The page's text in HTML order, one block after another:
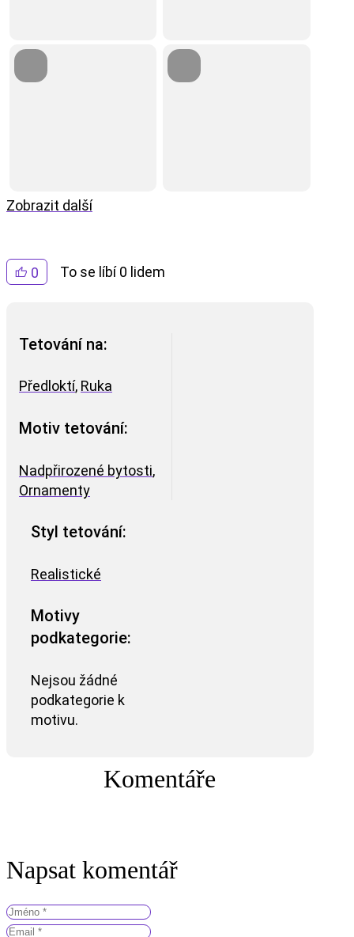
0 To se líbí 0 lidem
Tetování na:
Předloktí, Ruka
Motiv tetování:
Nadpřirozené bytosti,
Ornamenty
Styl tetování:
Realistické
Motivy
podkategorie:
Nejsou žádné
podkategorie k
motivu.
Komentáře
Napsat komentář
Zobrazit další